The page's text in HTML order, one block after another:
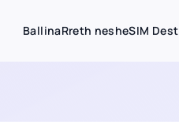
BallinaRreth nesheSIM